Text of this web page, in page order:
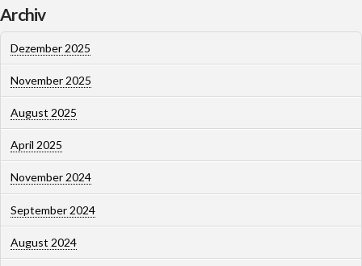
Archiv
Dezember 2025
November 2025
August 2025
April 2025
November 2024
September 2024
August 2024